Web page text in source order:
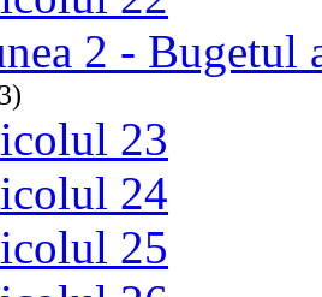
2 - Bugetul
23
24
25